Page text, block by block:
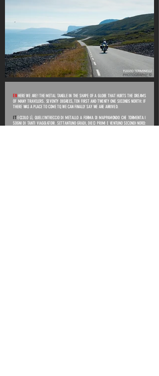
EN HERE WE ARE! THE METAL TANGLE IN THE SHAPE OF A GLOBE THAT HURTS THE DREAMS
OF MANY TRAVELERS. SEVENTY DEGREES, TEN FIRST AND TWENTY ONE SECONDS NORTH: IF
THERE WAS A PLACE TO COME TO, WE CAN FINALLY SAY WE ARE ARRIVED.
ITECCOLO LÌ, QUELL’INTRECCIO DI METALLO A FORMA DI MAPPAMONDO CHE TORMENTA I
SOGNI DI TANTI VIAGGIATORI. SETTANTUNO GRADI, DIECI PRIMI E VENTUNO SECONDI NORD: